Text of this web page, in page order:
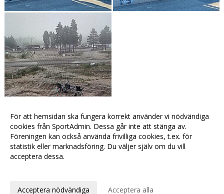
Visa fler bilder >>
inställningar
Webbversion
För att hemsidan ska fungera korrekt använder vi nödvändiga
cookies från SportAdmin. Dessa går inte att stänga av.
Föreningen kan också använda frivilliga cookies, t.ex. för
statistik eller marknadsföring. Du väljer själv om du vill
acceptera dessa.
Acceptera nödvändiga Acceptera alla